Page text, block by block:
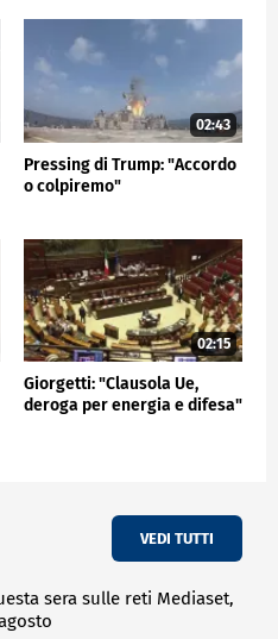
02:43
Pressing di Trump: "Accordo
o colpiremo"
02:15
Giorgetti: "Clausola Ue,
deroga per energia e difesa"
VEDI TUTTI
sera sulle reti Mediaset,